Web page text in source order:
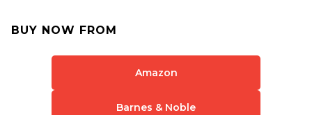
BUY NOW FROM
Amazon
Barnes & Noble